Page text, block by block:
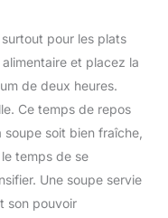
pour les plats
et placez la
de deux heures.
Ce temps de repos
soit bien fraîche,
temps de se
Une soupe servie
son pouvoir